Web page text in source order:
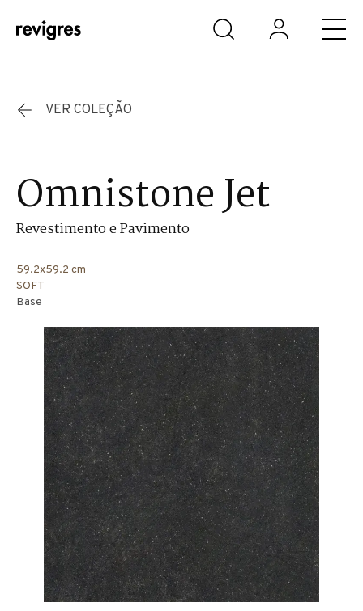
Saltar para o conteúdo principal
VER COLEÇÃO
Omnistone Jet
Revestimento e Pavimento
59.2x59.2 cm
SOFT
Base